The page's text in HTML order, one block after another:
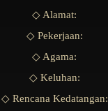
◇ Alamat:
◇ Pekerjaan:
◇ Agama:
◇ Keluhan:
◇ Rencana Kedatangan: